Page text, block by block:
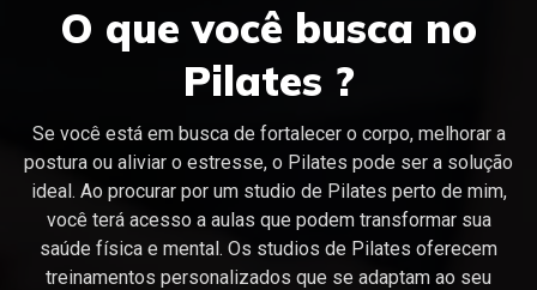
O que você busca no
Pilates ?
Se você está em busca de fortalecer o corpo, melhorar a
postura ou aliviar o estresse, o Pilates pode ser a solução
ideal. Ao procurar por um studio de Pilates perto de mim,
você terá acesso a aulas que podem transformar sua
saúde física e mental. Os studios de Pilates oferecem
treinamentos personalizados que se adaptam ao seu